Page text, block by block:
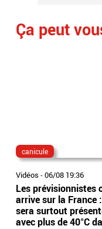
Ça peut
canicule
Vidéos -06/08 19:36
Les prévisionnistes
arrive sur la France
sera surtout
avec plus de 40°C